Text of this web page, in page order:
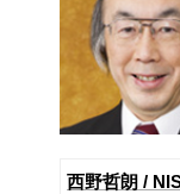
西野哲朗 /